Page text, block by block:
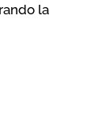
la